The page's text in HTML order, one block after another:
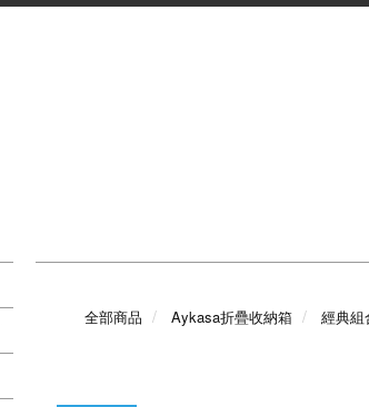
全部商品 Aykasa折疊收納箱 經典組